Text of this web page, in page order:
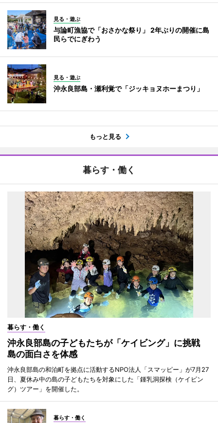
見る・遊ぶ
与論町漁協で「おさかな祭り」 2年ぶりの開催に島
民らでにぎわう
見る・遊ぶ
沖永良部島・瀬利覚で「ジッキョヌホーまつり」
もっと見る
暮らす・働く
暮らす・働く
沖永良部島の子どもたちが「ケイビング」に挑戦
島の面白さを体感
沖永良部島の和泊町を拠点に活動するNPO法人「スマッピー」が7月27
日、夏休み中の島の子どもたちを対象にした「鍾乳洞探検（ケイビン
グ）ツアー」を開催した。
暮らす・働く